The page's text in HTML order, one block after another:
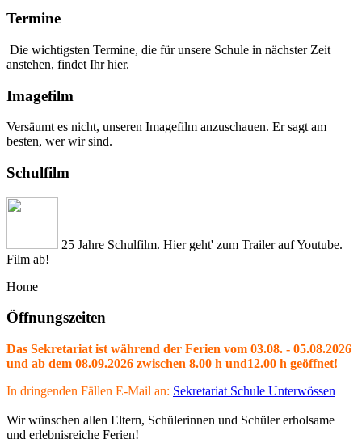
Termine
Die wichtigsten Termine, die für unsere Schule in nächster Zeit
anstehen, findet Ihr hier.
Imagefilm
Versäumt es nicht, unseren Imagefilm anzuschauen. Er sagt am
besten, wer wir sind.
Schulfilm
25 Jahre Schulfilm. Hier geht' zum Trailer auf Youtube.
Film ab!
Home
Öffnungszeiten
Das Sekretariat ist während der Ferien vom 03.08. - 05.08.2026
und ab dem 08.09.2026 zwischen 8.00 h und12.00 h geöffnet!
In dringenden Fällen E-Mail an: Sekretariat Schule Unterwössen
Wir wünschen allen Eltern, Schülerinnen und Schüler erholsame
und erlebnisreiche Ferien!